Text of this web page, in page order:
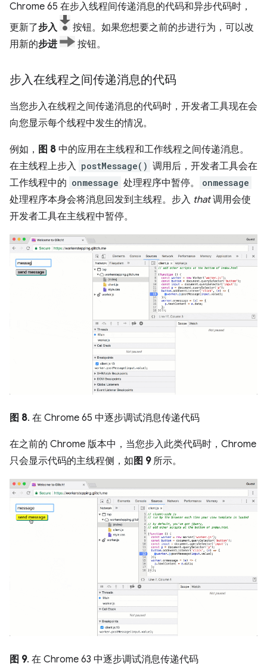
Chrome 65 在步入线程间传递消息的代码和异步代码时，
更新了步入
按钮。如果您想要之前的步进行为，可以改
用新的步进 按钮。
步入在线程之间传递消息的代码
当您步入在线程之间传递消息的代码时，开发者工具现在会
向您显示每个线程中发生的情况。
例如， 图 8 中的应用在主线程和工作线程之间传递消息。
在主线程上步入 postMessage() 调用后，开发者工具会在
工作线程中的 onmessage 处理程序中暂停。 onmessage
处理程序本身会将消息回发到主线程。步入 that调用会使
开发者工具在主线程中暂停。
图 8. 在 Chrome 65 中逐步调试消息传递代码
在之前的 Chrome 版本中，当您步入此类代码时，Chrome
只会显示代码的主线程侧，如 图 9所示。
图 9. 在 Chrome 63 中逐步调试消息传递代码